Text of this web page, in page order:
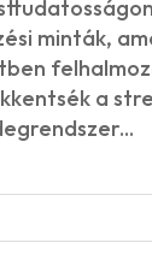
minták,
a